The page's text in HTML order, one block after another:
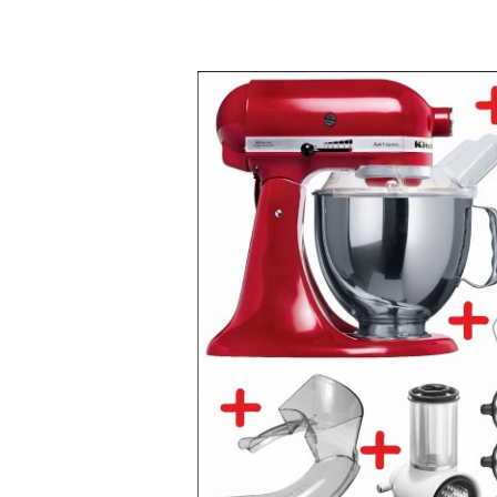
Bildergalerie überspringen